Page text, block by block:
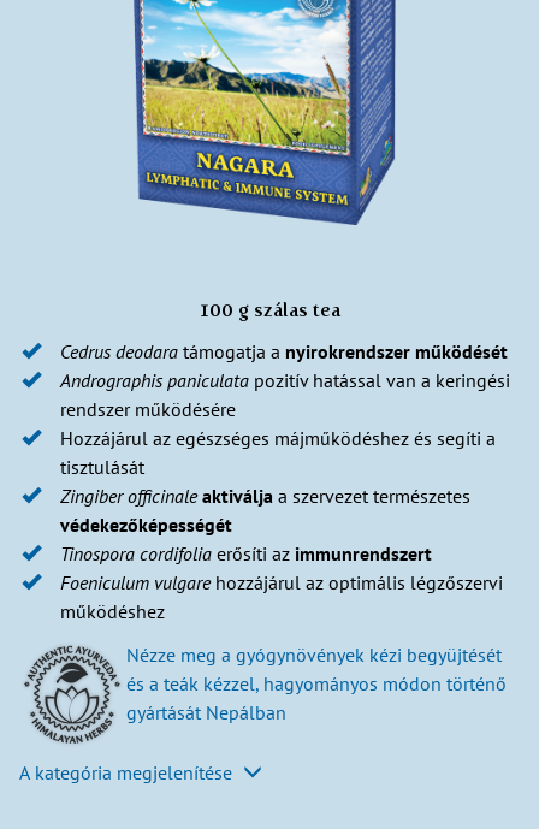
100 g szálas tea
Cedrus deodara támogatja a nyirokrendszer működését
Andrographis paniculata pozitív hatással van a keringési
rendszer működésére
Hozzájárul az egészséges májműködéshez és segíti a
tisztulását
Zingiber officinale aktiválja a szervezet természetes
védekezőképességét
Tinospora cordifolia erősíti az immunrendszert
Foeniculum vulgarehozzájárul az optimális légzőszervi
működéshez
Nézze meg a gyógynövények kézi begyüjtését
és a teák kézzel, hagyományos módon történő
gyártását Nepálban
A kategória megjelenítése